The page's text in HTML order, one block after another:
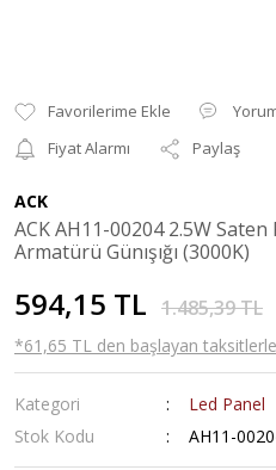
Fiyat Alarmı
Paylaş
ACK
ACK AH11-00204 2.5W
Armatürü Günışığı (3000K)
594,15 TL 1.485,39 TL
*61,65 TL den başlayan
Kategori
Led Panel
Stok Kodu
AH11-